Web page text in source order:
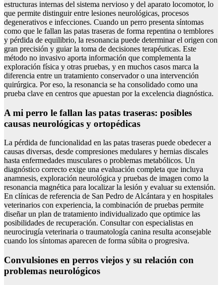
estructuras internas del sistema nervioso y del aparato locomotor, lo
que permite distinguir entre lesiones neurológicas, procesos
degenerativos e infecciones. Cuando un perro presenta síntomas
como que le fallan las patas traseras de forma repentina o temblores
y pérdida de equilibrio, la resonancia puede determinar el origen con
gran precisión y guiar la toma de decisiones terapéuticas. Este
método no invasivo aporta información que complementa la
exploración física y otras pruebas, y en muchos casos marca la
diferencia entre un tratamiento conservador o una intervención
quirúrgica. Por eso, la resonancia se ha consolidado como una
prueba clave en centros que apuestan por la excelencia diagnóstica.
A mi perro le fallan las patas traseras: posibles
causas neurológicas y ortopédicas
La pérdida de funcionalidad en las patas traseras puede obedecer a
causas diversas, desde compresiones medulares y hernias discales
hasta enfermedades musculares o problemas metabólicos. Un
diagnóstico correcto exige una evaluación completa que incluya
anamnesis, exploración neurológica y pruebas de imagen como la
resonancia magnética para localizar la lesión y evaluar su extensión.
En clínicas de referencia de San Pedro de Alcántara y en hospitales
veterinarios con experiencia, la combinación de pruebas permite
diseñar un plan de tratamiento individualizado que optimice las
posibilidades de recuperación. Consultar con especialistas en
neurocirugía veterinaria o traumatología canina resulta aconsejable
cuando los síntomas aparecen de forma súbita o progresiva.
Convulsiones en perros viejos y su relación con
problemas neurológicos